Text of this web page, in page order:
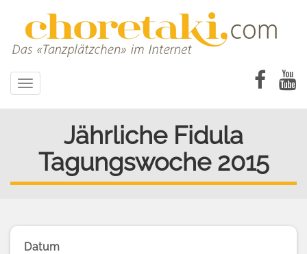
Toggle
navigation
Jährliche Fidula
Tagungswoche 2015
Datum